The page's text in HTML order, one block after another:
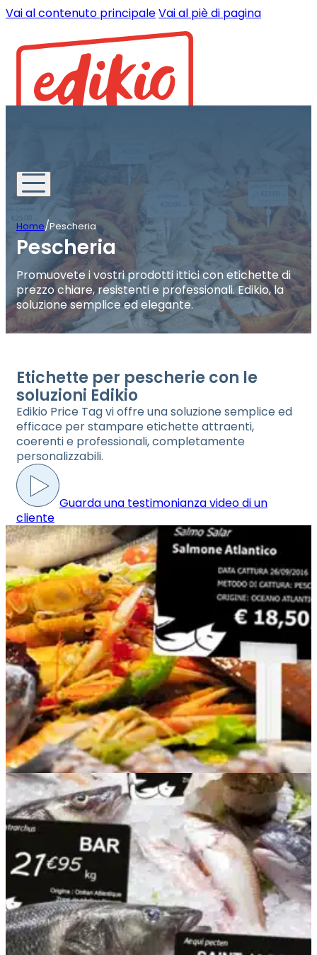
Vai al contenuto principaleVai al piè di pagina
Home/Pescheria
Pescheria
Promuovete i vostri prodotti ittici con etichette di
prezzo chiare, resistenti e professionali. Edikio, la
soluzione semplice ed elegante.
Etichette per pescherie con le
soluzioni Edikio
Edikio Price Tag vi offre una soluzione semplice ed
efficace per stampare etichette attraenti,
coerenti e professionali, completamente
personalizzabili.
Guarda una testimonianza video di un
cliente